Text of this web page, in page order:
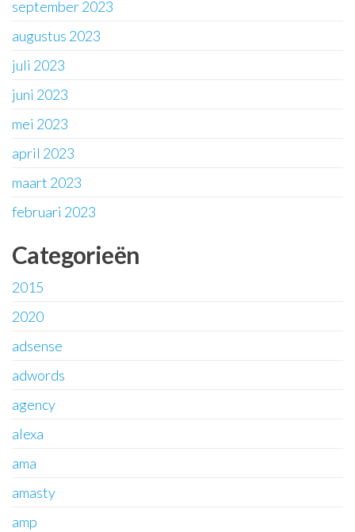
september 2023
augustus 2023
juli 2023
juni 2023
mei 2023
april 2023
maart 2023
februari 2023
Categorieën
2015
2020
adsense
adwords
agency
alexa
ama
amasty
amp